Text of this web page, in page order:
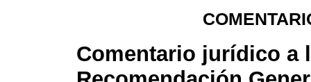
Comentario jurídico a